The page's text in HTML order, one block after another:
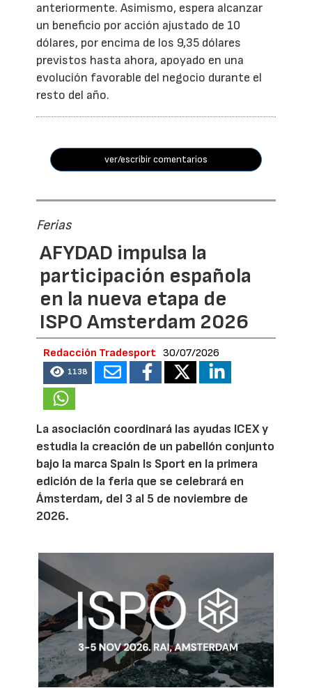
anteriormente. Asimismo, espera alcanzar
un beneficio por acción ajustado de 10
dólares, por encima de los 9,35 dólares
previstos hasta ahora, apoyado en una
evolución favorable del negocio durante el
resto del año.
ver/escribir comentarios
Ferias
AFYDAD impulsa la
participación española
en la nueva etapa de
ISPO Amsterdam 2026
Redacción Tradesport 30/07/2026
1138
La asociación coordinará las ayudas ICEX y
estudia la creación de un pabellón conjunto
bajo la marca Spain Is Sport en la primera
edición de la feria que se celebrará en
Ámsterdam, del 3 al 5 de noviembre de
2026.